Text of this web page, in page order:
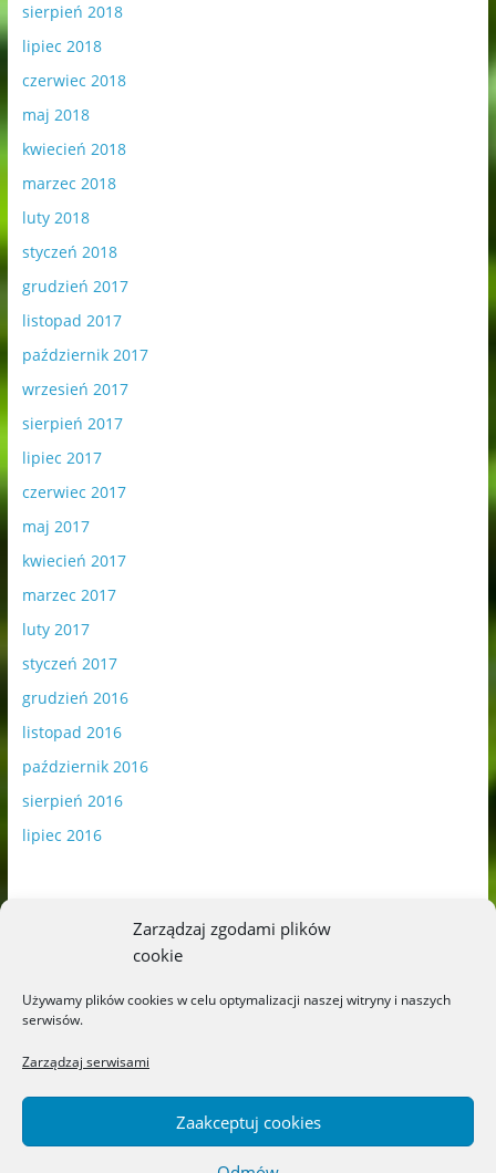
Zarządzaj zgodami plików
cookie
Używamy plików cookies w celu optymalizacji naszej witryny i naszych
serwisów.
Zarządzaj serwisami
Zaakceptuj cookies
sierpień 2018
lipiec 2018
czerwiec 2018
maj 2018
kwiecień 2018
marzec 2018
luty 2018
styczeń 2018
grudzień 2017
listopad 2017
październik 2017
wrzesień 2017
sierpień 2017
lipiec 2017
czerwiec 2017
maj 2017
kwiecień 2017
marzec 2017
luty 2017
styczeń 2017
grudzień 2016
listopad 2016
październik 2016
sierpień 2016
lipiec 2016